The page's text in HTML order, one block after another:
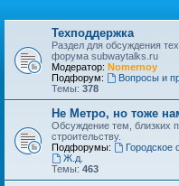
Техподдержка
Раздел для обсуждения
форума subwaytalks.ru
Модератор: Nomernoy
Подфорум:
Вопросы и
Темы: 378
Не Метро, но тоже
Обсуждение тем, близких
строительству.
Подфорумы:
Городское
Ж.д.
Темы: 463